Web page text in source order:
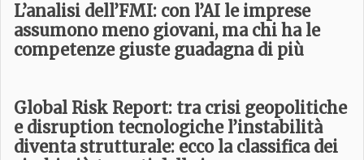
L’analisi dell’FMI: con l’AI le imprese
assumono meno giovani, ma chi ha le
competenze giuste guadagna di più
Global Risk Report: tra crisi geopolitiche
e disruption tecnologiche l’instabilità
diventa strutturale: ecco la classifica dei